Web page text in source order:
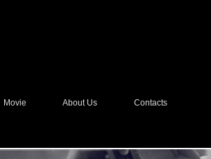
Movie About Us Contacts